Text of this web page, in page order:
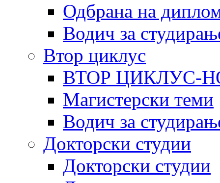
Одбрана на
Водич за
Втор циклус
ВТОР ЦИКЛУС-
Магистерски теми
Водич за
Докторски студии
Докторски студии